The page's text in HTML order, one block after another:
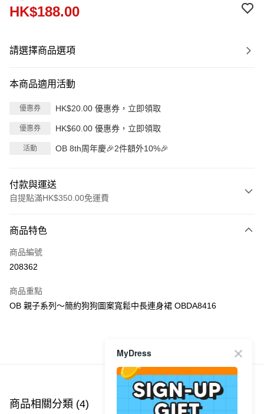
HK$188.00
請選擇商品選項
本商品適用活動
優惠券 HK$20.00 優惠券，立即領取
優惠券 HK$60.00 優惠券，立即領取
活動 OB 8th周年慶🎉2件額外10%🎉
付款與運送
自提點滿HK$350.00免運費
信用卡
Apple Pay
PayMe
每筆HK$40.00，滿HK$350.00或以上免運費
付款後順豐站及營業點
商品特色
商品編號
208362
商品重點
OB 親子系列～簡約狗狗圖案寬鬆中長連身裙 OBDA8416
商品推薦
商品相關分類 (4)
MyDress